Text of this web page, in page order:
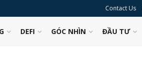
Contact Us
DEFI GÓC NHÌN ĐẦU TƯ